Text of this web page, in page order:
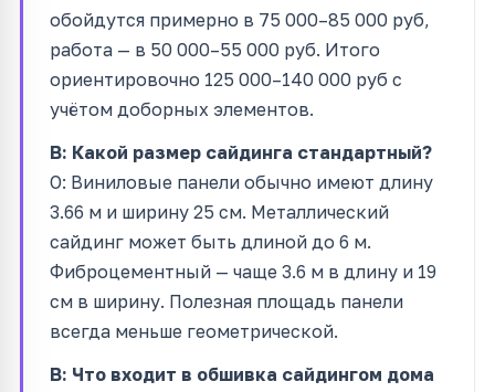
обойдутся примерно в 75 000–85 000 руб,
работа — в 50 000–55 000 руб. Итого
ориентировочно 125 000–140 000 руб с
учётом доборных элементов.
В: Какой размер сайдинга стандартный?
О: Виниловые панели обычно имеют длину
3.66 м и ширину 25 см. Металлический
сайдинг может быть длиной до 6 м.
Фиброцементный — чаще 3.6 м в длину и 19
см в ширину. Полезная площадь панели
всегда меньше геометрической.
В: Что входит в обшивка сайдингом дома